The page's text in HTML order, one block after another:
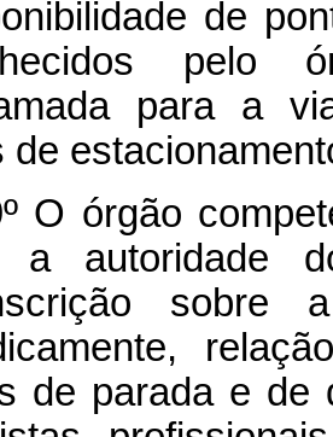
de
pelo
para a
de
O órgão
a autoridade
sobre
de parada e de